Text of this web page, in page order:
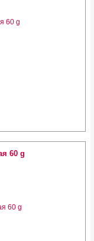
60 g